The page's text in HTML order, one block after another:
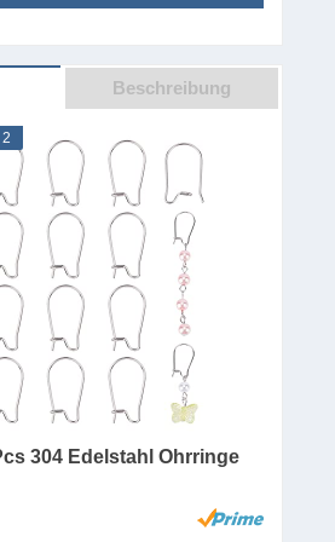
Beschreibung
304 Edelstahl Ohrringe